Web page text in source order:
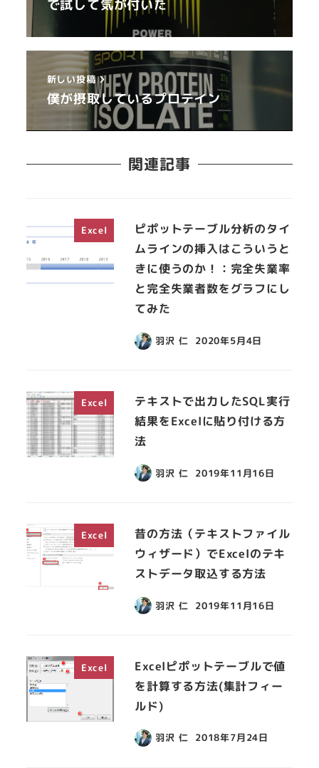
で試して気が付いた
新しい投稿
僕が摂取しているプロテイン
関連記事
Excel
ピポットテーブル分析のタイ
ムラインの挿入はこういうと
きに使うのか！：完全失業率
と完全失業者数をグラフにし
てみた
羽沢 仁 2020年5月4日
Excel
テキストで出力したSQL実行
結果をExcelに貼り付ける方
法
羽沢 仁 2019年11月16日
Excel
昔の方法（テキストファイル
ウィザード）でExcelのテキ
ストデータ取込する方法
羽沢 仁 2019年11月16日
Excel
Excelピポットテーブルで値
を計算する方法(集計フィー
ルド)
羽沢 仁 2018年7月24日